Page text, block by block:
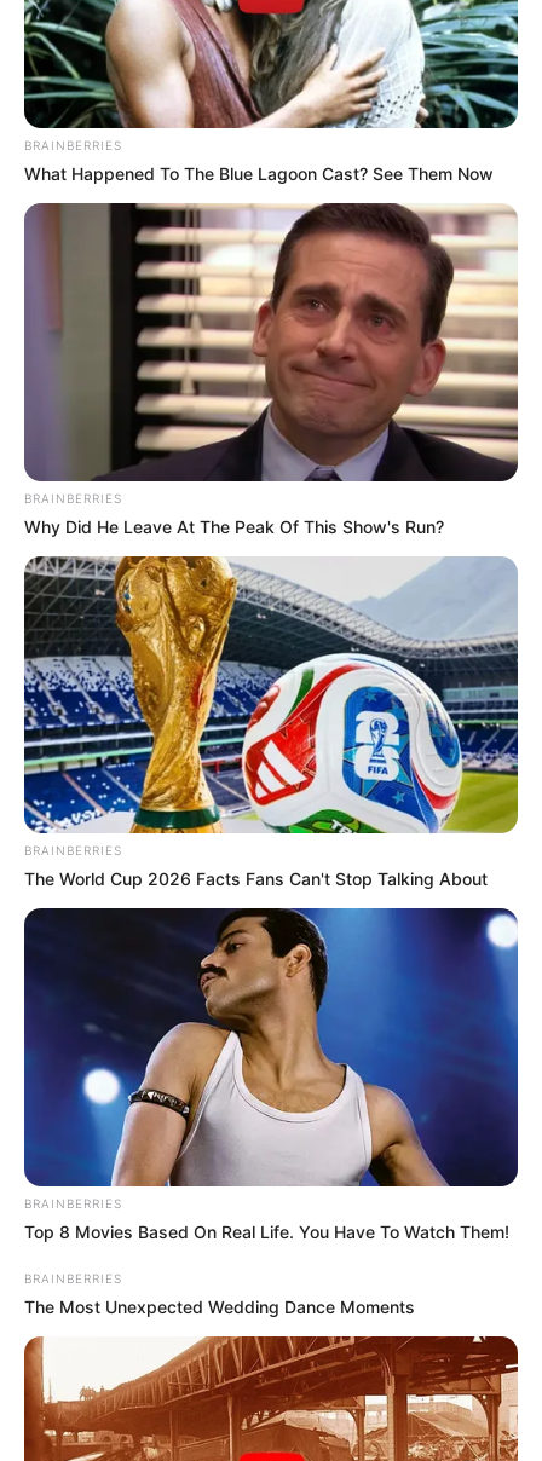
BRAINBERRIES
What Happened To The Blue Lagoon Cast? See Them Now
BRAINBERRIES
Why Did He Leave At The Peak Of This Show's Run?
BRAINBERRIES
The World Cup 2026 Facts Fans Can't Stop Talking About
BRAINBERRIES
Top 8 Movies Based On Real Life. You Have To Watch Them!
BRAINBERRIES
The Most Unexpected Wedding Dance Moments